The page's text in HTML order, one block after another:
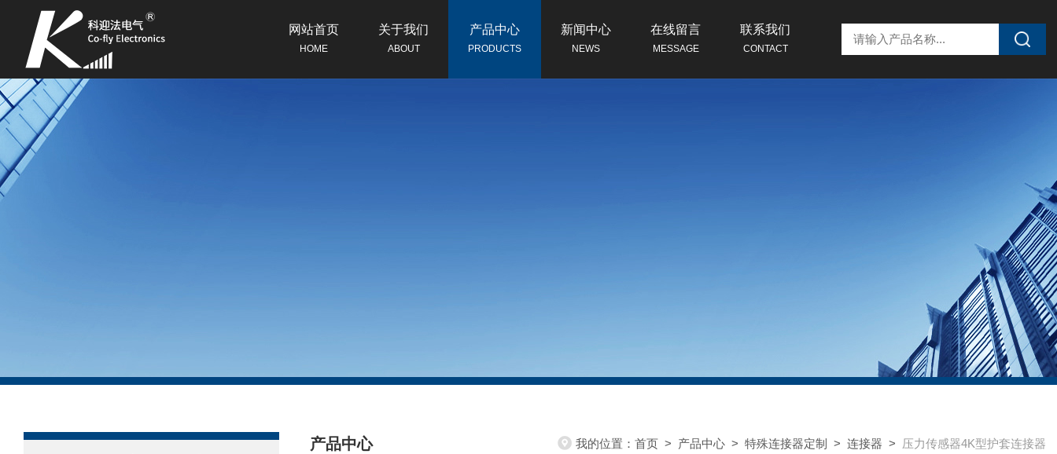
网站首页
HOME
关于我们
ABOUT
产品中心
PRODUCTS
新闻中心
NEWS
在线留言
MESSAGE
联系我们
CONTACT
产品中心 我的位置： 首页 > 产品中心 > 特殊连接器定制 > 连接器 > 压力传感器4K型护套连接器